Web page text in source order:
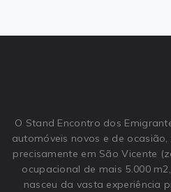
O Stand Encontro dos
automóveis novos e de
precisamente em São Vicente
ocupacional de mais 5.000
nasceu da vasta experiência